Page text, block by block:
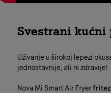
Svestrani kućni
Uživanje u širokoj lepezi
jednostavnije, ali ni zdravije!
Nova Mi Smart Air Fryer